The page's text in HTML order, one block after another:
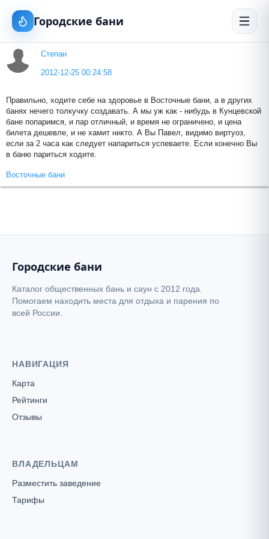
Городские бани
Степан
2012-12-25 00:24:58
Правильно, ходите себе на здоровье в Восточные бани, а в других
банях нечего толкучку создавать. А мы уж как - нибудь в Кунцевской
бане попаримся, и пар отличный, и время не ограничено, и цена
билета дешевле, и не хамит никто. А Вы Павел, видимо виртуоз,
если за 2 часа как следует напариться успеваете. Если конечно Вы
в баню париться ходите.
Восточные бани
Городские бани
Каталог общественных бань и саун с 2012 года.
Помогаем находить места для отдыха и парения по
всей России.
НАВИГАЦИЯ
Карта
Рейтинги
Отзывы
ВЛАДЕЛЬЦАМ
Разместить заведение
Тарифы